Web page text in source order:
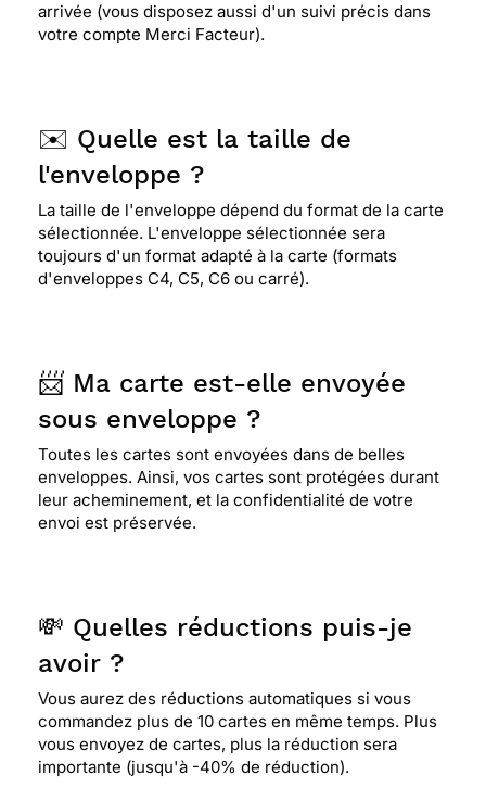
arrivée (vous disposez aussi d'un suivi précis dans
votre compte Merci Facteur).
✉️ Quelle est la taille de
l'enveloppe ?
La taille de l'enveloppe dépend du format de la carte
sélectionnée. L'enveloppe sélectionnée sera
toujours d'un format adapté à la carte (formats
d'enveloppes C4, C5, C6 ou carré).
📨 Ma carte est-elle envoyée
sous enveloppe ?
Toutes les cartes sont envoyées dans de belles
enveloppes. Ainsi, vos cartes sont protégées durant
leur acheminement, et la confidentialité de votre
envoi est préservée.
💸 Quelles réductions puis-je
avoir ?
Vous aurez des réductions automatiques si vous
commandez plus de 10 cartes en même temps. Plus
vous envoyez de cartes, plus la réduction sera
importante (jusqu'à -40% de réduction).